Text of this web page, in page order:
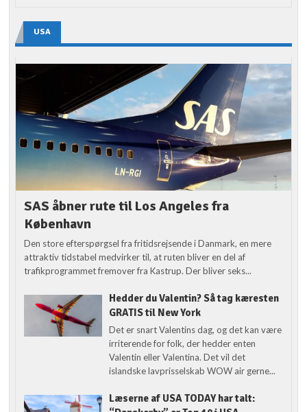
USA
SAS åbner rute til Los Angeles fra
København
Den store efterspørgsel fra fritidsrejsende i Danmark, en mere
attraktiv tidstabel medvirker til, at ruten bliver en del af
trafikprogrammet fremover fra Kastrup. Der bliver seks...
Hedder du Valentin? Så tag kæresten
GRATIS til New York
Det er snart Valentins dag, og det kan være
irriterende for folk, der hedder enten
Valentin eller Valentina. Det vil det
islandske lavprisselskab WOW air gerne...
Læserne af USA TODAY har talt: